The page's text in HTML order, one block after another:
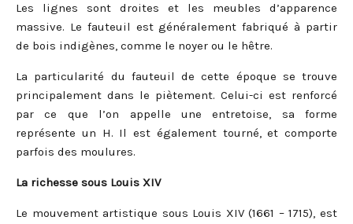
Les lignes sont droites et les meubles d’apparence
massive. Le fauteuil est généralement fabriqué à partir
de bois indigènes, comme le noyer ou le hêtre.
La particularité du fauteuil de cette époque se trouve
principalement dans le piètement. Celui-ci est renforcé
par ce que l’on appelle une entretoise, sa forme
représente un H. Il est également tourné, et comporte
parfois des moulures.
La richesse sous Louis XIV
Le mouvement artistique sous Louis XIV (1661 – 1715), est